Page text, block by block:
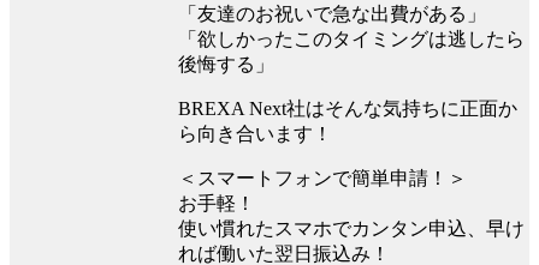
「友達のお祝いで急な出費がある」
「欲しかったこのタイミングは逃したら
後悔する」
BREXA Next社はそんな気持ちに正面か
ら向き合います！
＜スマートフォンで簡単申請！＞
お手軽！
使い慣れたスマホでカンタン申込、早け
れば働いた翌日振込み！